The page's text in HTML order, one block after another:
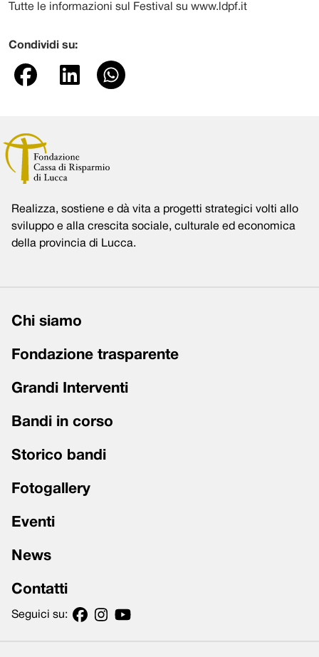
Tutte le informazioni sul Festival su www.ldpf.it
Condividi su:
Realizza, sostiene e dà vita a progetti strategici volti allo
sviluppo e alla crescita sociale, culturale ed economica
della provincia di Lucca.
Chi siamo
Fondazione trasparente
Grandi Interventi
Bandi in corso
Storico bandi
Fotogallery
Eventi
News
Contatti
Seguici su: